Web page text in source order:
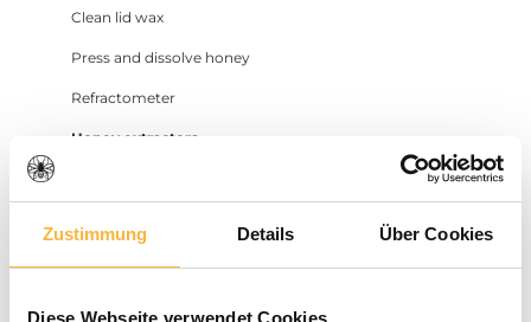
Zustimmung Details Über Cookies
Diese Webseite verwendet Cookies
Clean lid wax
Press and dissolve honey
Refractometer
Honey extractors